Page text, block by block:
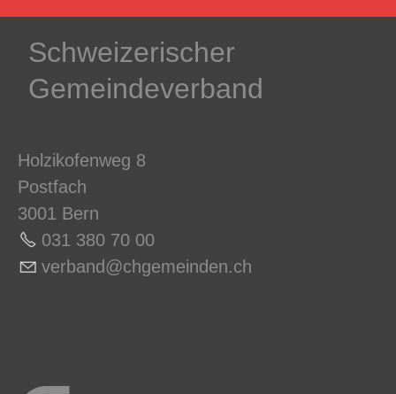
Schweizerischer
Gemeindeverband
Holzikofenweg 8
Postfach
3001 Bern
031 380 70 00
v rb nd chg m nd n ch